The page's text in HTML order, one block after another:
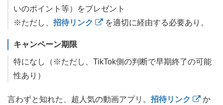
いのポイント等）をプレゼント
※ただし、 招待リンク を適切に経由する必要あり。
キャンペーン期限
特になし（※ただし、TikTok側の判断で早期終了の可能
性あり）
言わずと知れた、超人気の動画アプリ。 招待リンク
か